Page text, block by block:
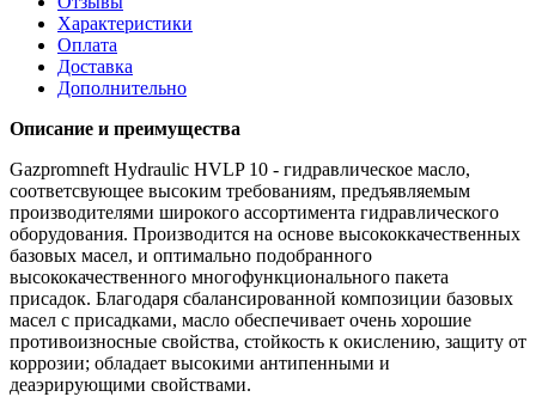
Характеристики
Оплата
Доставка
Дополнительно
Описание и преимущества
Gazpromneft Hydraulic HVLP 10 - гидравлическое масло,
соответсвующее высоким требованиям, предъявляемым
производителями широкого ассортимента гидравлического
оборудования. Производится на основе высококкачественных
базовых масел, и оптимально подобранного
высококачественного многофункционального пакета
присадок. Благодаря сбалансированной композиции базовых
масел с присадками, масло обеспечивает очень хорошие
противоизносные свойства, стойкость к окислению, защиту от
коррозии; обладает высокими антипенными и
деаэрирующими свойствами.